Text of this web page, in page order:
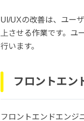
UI/UXの改善は、ユー
上させる作業です。
行います。
フロントエン
フロントエンドエンジ